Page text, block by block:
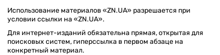
Использование материалов «ZN.UA» разрешается при
условии ссылки на «ZN.UA».
Для интернет-изданий обязательна прямая, открытая для
поисковых систем, гиперссылка в первом абзаце на
конкретный материал.